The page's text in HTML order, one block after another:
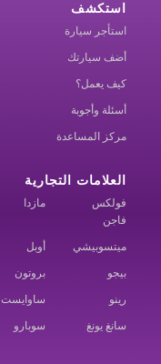
استكشف
استأجر سيارة
أضف سيارتك
كيف يعمل؟
أسئلة وأجوبة
مركز المساعدة
العلامات التجارية
فولكس
فاجن
مازدا
ميتسوبيشي أوبل
بيجو بروتون
رينو ساوايست
سانغ يونغ سوبارو